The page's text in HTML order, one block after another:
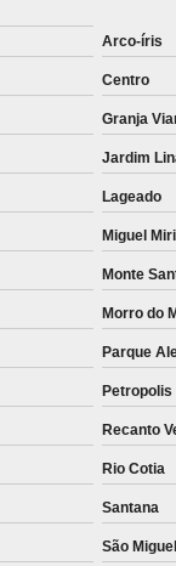
Arco-íris
Centro
Granja
Jardim
Lageado
Miguel
Monte
Morro do
Parque
Petropolis
Recanto
Rio Cotia
Santana
São Miguel